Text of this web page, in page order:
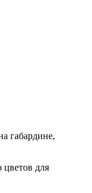
габардине,
цветов для